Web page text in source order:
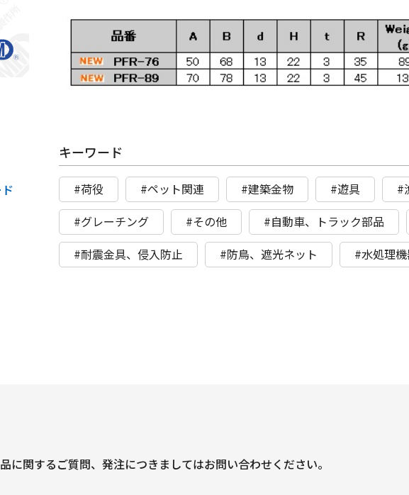
キーワード
#荷役 #ペット関連 #建築金物 #遊具
#
#グレーチング
#その他 #自動車、トラック部品
#耐震金具、侵入防止
#防鳥、遮光ネット #水処理
に関するご質問、 発注につきましてはお問い合わせください。